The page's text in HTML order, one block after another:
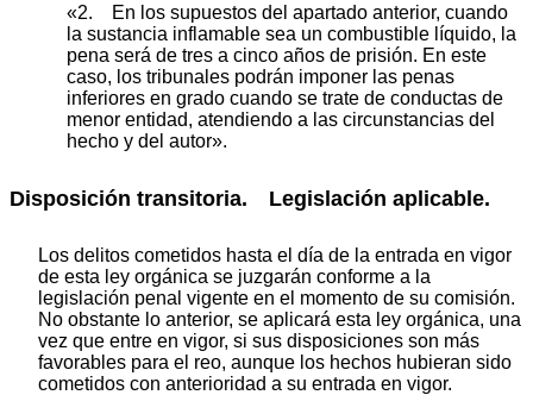
«2. En los supuestos del apartado anterior, cuando
la sustancia inflamable sea un combustible líquido, la
pena será de tres a cinco años de prisión. En este
caso, los tribunales podrán imponer las penas
inferiores en grado cuando se trate de conductas de
menor entidad, atendiendo a las circunstancias del
hecho y del autor».
Disposición transitoria. Legislación aplicable.
Los delitos cometidos hasta el día de la entrada en vigor
de esta ley orgánica se juzgarán conforme a la
legislación penal vigente en el momento de su comisión.
No obstante lo anterior, se aplicará esta ley orgánica, una
vez que entre en vigor, si sus disposiciones son más
favorables para el reo, aunque los hechos hubieran sido
cometidos con anterioridad a su entrada en vigor.